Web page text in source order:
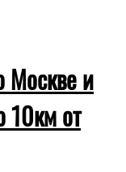
Москве и
10км от